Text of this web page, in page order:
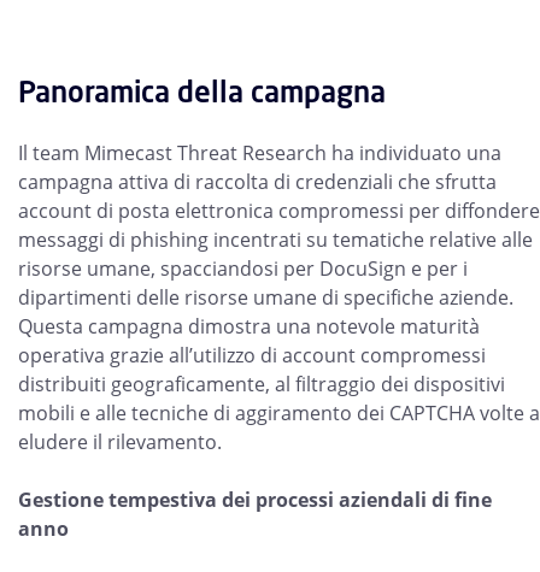
Panoramica della campagna
Il team Mimecast Threat Research ha individuato una
campagna attiva di raccolta di credenziali che sfrutta
account di posta elettronica compromessi per diffondere
messaggi di phishing incentrati su tematiche relative alle
risorse umane, spacciandosi per DocuSign e per i
dipartimenti delle risorse umane di specifiche aziende.
Questa campagna dimostra una notevole maturità
operativa grazie all’utilizzo di account compromessi
distribuiti geograficamente, al filtraggio dei dispositivi
mobili e alle tecniche di aggiramento dei CAPTCHA volte a
eludere il rilevamento.
Gestione tempestiva dei processi aziendali di fine
anno